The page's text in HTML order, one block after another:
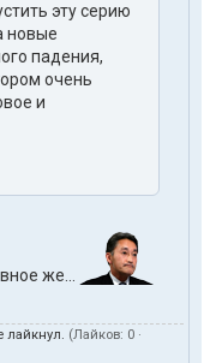
эту серию
новые
падения,
очень
и
же...
лайкнул. (Лайков: 0 ·